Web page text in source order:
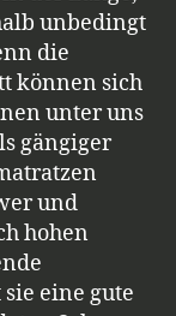
unbedingt
die
können sich
unter uns
gängiger
und
hohen
eine gute